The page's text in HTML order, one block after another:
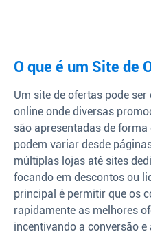
O que é um Site de
Um site de ofertas pode
online onde diversas
são apresentadas de
podem variar desde
múltiplas lojas até sites
focando em descontos ou
principal é permitir que os
rapidamente as melhores
incentivando a conversão e